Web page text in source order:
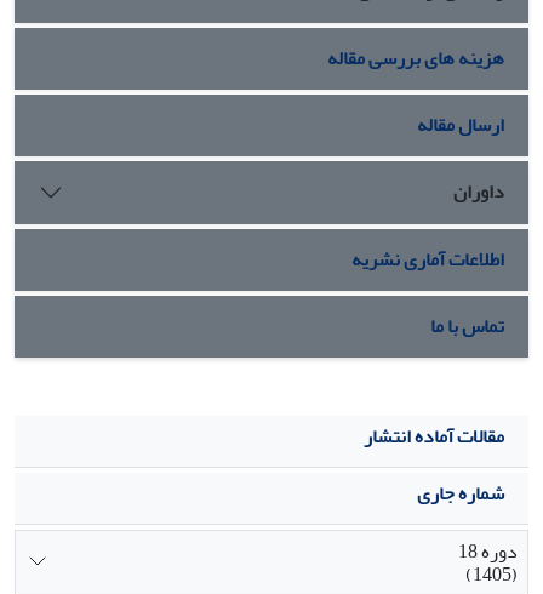
هزینه های بررسی مقاله
ارسال مقاله
داوران
اطلاعات آماری نشریه
تماس با ما
مقالات آماده انتشار
شماره جاری
دوره 18
(1405)